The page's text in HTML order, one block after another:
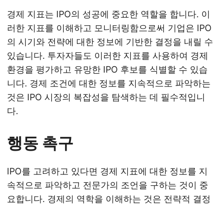
경제 지표는 IPO의 성공에 중요한 역할을 합니다. 이
러한 지표를 이해하고 모니터링함으로써 기업은 IPO
의 시기와 전략에 대한 정보에 기반한 결정을 내릴 수
있습니다. 투자자들도 이러한 지표를 사용하여 경제
환경을 평가하고 유망한 IPO 후보를 식별할 수 있습
니다. 경제 조건에 대한 정보를 지속적으로 파악하는
것은 IPO 시장의 복잡성을 탐색하는 데 필수적입니
다.
행동 촉구
IPO를 고려하고 있다면 경제 지표에 대한 정보를 지
속적으로 파악하고 전문가의 조언을 구하는 것이 중
요합니다. 경제의 역학을 이해하는 것은 전략적 결정